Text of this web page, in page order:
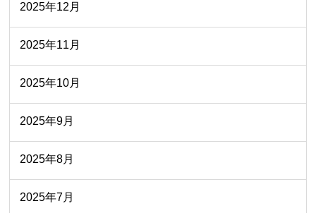
2025年12月
2025年11月
2025年10月
2025年9月
2025年8月
2025年7月